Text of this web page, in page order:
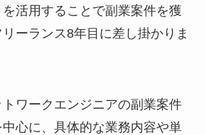
を活用することで副業案件を獲
ーランス8年目に差し掛かりま
ワークエンジニアの副業案件
心に、具体的な業務内容や単